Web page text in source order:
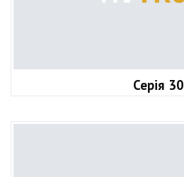
Серія 30